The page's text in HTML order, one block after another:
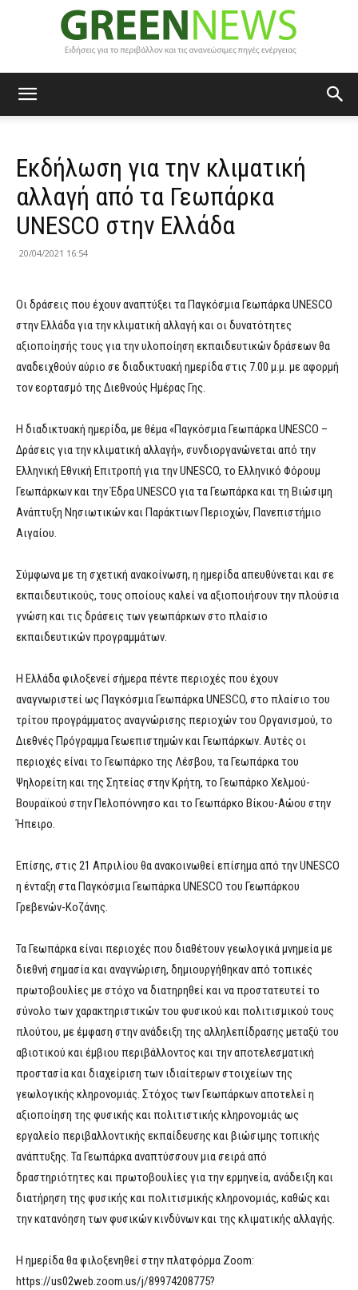
News
Eκδήλωση για την κλιματική
αλλαγή από τα Γεωπάρκα
UNESCO στην Ελλάδα
20/04/2021 16:54
Οι δράσεις που έχουν αναπτύξει τα Παγκόσμια Γεωπάρκα UNESCO
στην Ελλάδα για την κλιματική αλλαγή και οι δυνατότητες
αξιοποίησής τους για την υλοποίηση εκπαιδευτικών δράσεων θα
αναδειχθούν αύριο σε διαδικτυακή ημερίδα στις 7.00 μ.μ. με αφορμή
τον εορτασμό της Διεθνούς Ημέρας Γης.
Η διαδικτυακή ημερίδα, με θέμα «Παγκόσμια Γεωπάρκα UNESCO –
Δράσεις για την κλιματική αλλαγή», συνδιοργανώνεται από την
Ελληνική Εθνική Επιτροπή για την UNESCO, το Ελληνικό Φόρουμ
Γεωπάρκων και την Έδρα UNESCO για τα Γεωπάρκα και τη Βιώσιμη
Ανάπτυξη Νησιωτικών και Παράκτιων Περιοχών, Πανεπιστήμιο
Αιγαίου.
Σύμφωνα με τη σχετική ανακοίνωση, η ημερίδα απευθύνεται και σε
εκπαιδευτικούς, τους οποίους καλεί να αξιοποιήσουν την πλούσια
γνώση και τις δράσεις των γεωπάρκων στο πλαίσιο
εκπαιδευτικών προγραμμάτων.
Η Ελλάδα φιλοξενεί σήμερα πέντε περιοχές που έχουν
αναγνωριστεί ως Παγκόσμια Γεωπάρκα UNESCO, στο πλαίσιο του
τρίτου προγράμματος αναγνώρισης περιοχών του Οργανισμού, το
Διεθνές Πρόγραμμα Γεωεπιστημών και Γεωπάρκων. Αυτές οι
περιοχές είναι το Γεωπάρκο της Λέσβου, τα Γεωπάρκα του
Ψηλορείτη και της Σητείας στην Κρήτη, το Γεωπάρκο Χελμού-
Βουραϊκού στην Πελοπόννησο και το Γεωπάρκο Βίκου-Αώου στην
Ήπειρο.
Επίσης, στις 21 Απριλίου θα ανακοινωθεί επίσημα από την UNESCO
η ένταξη στα Παγκόσμια Γεωπάρκα UNESCO του Γεωπάρκου
Γρεβενών-Κοζάνης.
Τα Γεωπάρκα είναι περιοχές που διαθέτουν γεωλογικά μνημεία με
διεθνή σημασία και αναγνώριση, δημιουργήθηκαν από τοπικές
πρωτοβουλίες με στόχο να διατηρηθεί και να προστατευτεί το
σύνολο των χαρακτηριστικών του φυσικού και πολιτισμικού τους
πλούτου, με έμφαση στην ανάδειξη της αλληλεπίδρασης μεταξύ του
αβιοτικού και έμβιου περιβάλλοντος και την αποτελεσματική
προστασία και διαχείριση των ιδιαίτερων στοιχείων της
γεωλογικής κληρονομιάς. Στόχος των Γεωπάρκων αποτελεί η
αξιοποίηση της φυσικής και πολιτιστικής κληρονομιάς ως
εργαλείο περιβαλλοντικής εκπαίδευσης και βιώσιμης τοπικής
ανάπτυξης. Τα Γεωπάρκα αναπτύσσουν μια σειρά από
δραστηριότητες και πρωτοβουλίες για την ερμηνεία, ανάδειξη και
διατήρηση της φυσικής και πολιτισμικής κληρονομιάς, καθώς και
την κατανόηση των φυσικών κινδύνων και της κλιματικής αλλαγής.
Η ημερίδα θα φιλοξενηθεί στην πλατφόρμα Zoom:
https://us02web.zoom.us/j/89974208775?